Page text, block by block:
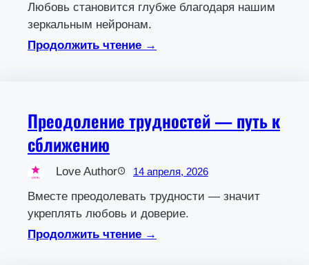
Любовь становится глубже благодаря нашим
зеркальным нейронам.
Продолжить чтение →
Преодоление трудностей — путь к
сближению
Love Author 14 апреля, 2026
Вместе преодолевать трудности — значит
укреплять любовь и доверие.
Продолжить чтение →